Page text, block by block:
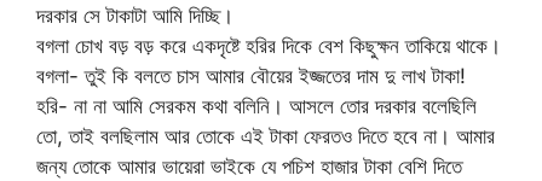
দরকার সে টাকাটা আমি দিচ্ছি।
বগলা চোখ বড় বড় করে একদৃষ্টে হরির দিকে বেশ কিছুক্ষন তাকিয়ে থাকে।
বগলা- তুই কি বলতে চাস আমার বৌয়ের ইজ্জতের দাম দু লাখ টাকা!
হরি- না না আমি সেরকম কথা বলিনি। আসলে তোর দরকার বলেছিলি
তো, তাই বলছিলাম আর তোকে এই টাকা ফেরতও দিতে হবে না। আমার
জন্য তোকে আমার ভায়েরা ভাইকে যে পচিশ হাজার টাকা বেশি দিতে